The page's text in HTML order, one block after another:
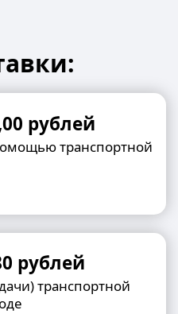
рублей
транспортной
рублей
транспортной